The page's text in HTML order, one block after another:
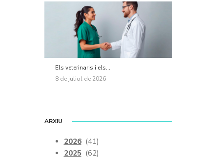
Els veterinaris i els...
8 de juliol de 2026
ARXIU
2026 (41)
2025 (62)